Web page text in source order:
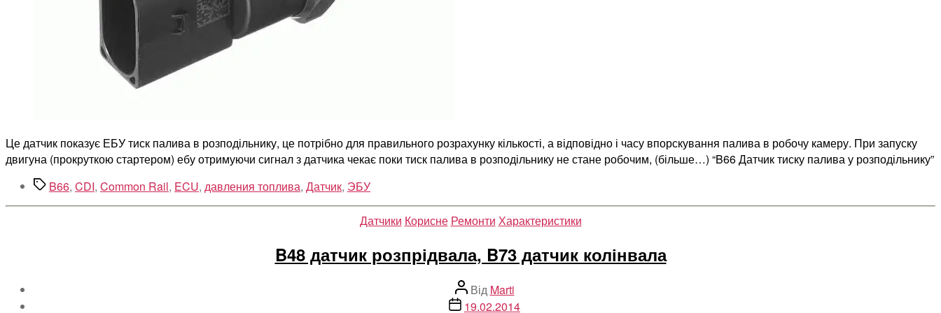
Це датчик показує ЕБУ тиск палива в розподільнику, це потрібно для правильного розрахунку кількості, а відповідно і часу впорскування палива в робочу камеру. При запуску
двигуна (прокруткою стартером) ебу отримуючи сигнал з датчика чекає поки тиск палива в розподільнику не стане робочим, (більше…) “B66 Датчик тиску палива у розподільнику”
Позначки
B66, CDI, Common Rail, ECU, давления топлива, Датчик, ЭБУ
Категорії
Датчики Корисне Ремонти Характеристики
B48 датчик розпрідвала, B73 датчик колінвала
Автор
запису
Від Marti
Дата19.02.2014